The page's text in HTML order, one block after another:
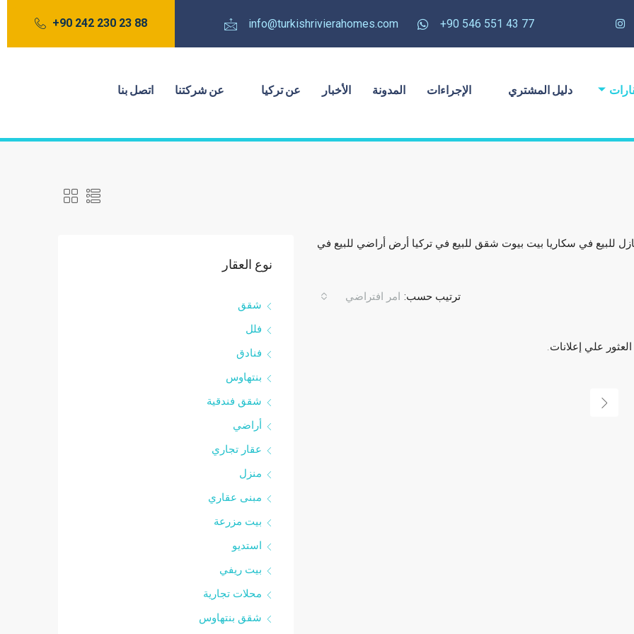
77 43 551 546 90+
info@turkishrivierahomes.com
88 23 230 242 90+
دليل المشتري الإجراءات المدونة الأخبار عن تركيا عن شركتنا اتصل بنا
للبيع في سكاريا بيت بيوت شقق للبيع في تركيا أرض أراضي للبيع في
ترتيب حسب: امر افتراضي
علي إعلانات.
نوع العقار
شقق
فلل
فنادق
بنتهاوس
شقق فندقية
أراضي
عقار تجاري
منزل
مبنى عقاري
بيت مزرعة
استديو
بيت ريفي
محلات تجارية
شقق بنتهاوس